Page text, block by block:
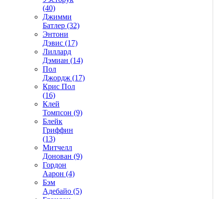
(40)
Джимми
Батлер (32)
Энтони
Дэвис (17)
Лиллард
Дэмиан (14)
Пол
Джордж (17)
Крис Пол
(16)
Клей
Томпсон (9)
Блейк
Гриффин
(13)
Митчелл
Донован (9)
Гордон
Аарон (4)
Бэм
Адебайо (5)